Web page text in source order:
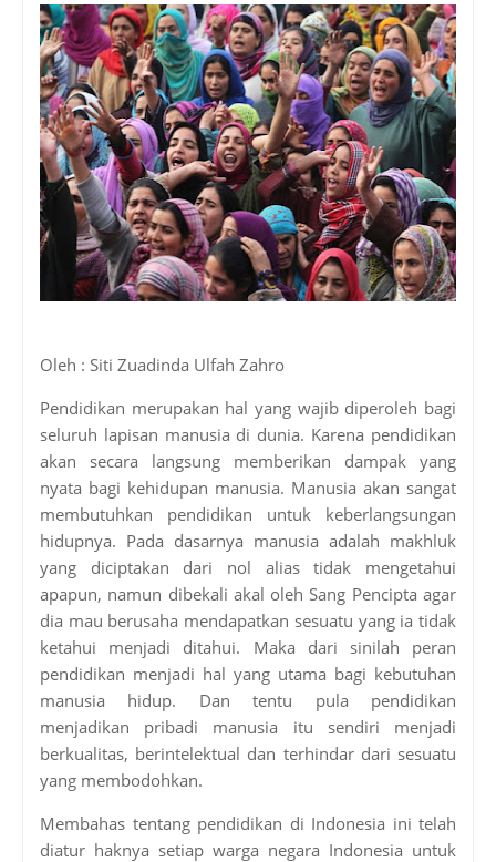
Oleh : Siti Zuadinda Ulfah Zahro
Pendidikan merupakan hal yang wajib diperoleh bagi
seluruh lapisan manusia di dunia. Karena pendidikan
akan secara langsung memberikan dampak yang
nyata bagi kehidupan manusia. Manusia akan sangat
membutuhkan pendidikan untuk keberlangsungan
hidupnya. Pada dasarnya manusia adalah makhluk
yang diciptakan dari nol alias tidak mengetahui
apapun, namun dibekali akal oleh Sang Pencipta agar
dia mau berusaha mendapatkan sesuatu yang ia tidak
ketahui menjadi ditahui. Maka dari sinilah peran
pendidikan menjadi hal yang utama bagi kebutuhan
manusia hidup. Dan tentu pula pendidikan
menjadikan pribadi manusia itu sendiri menjadi
berkualitas, berintelektual dan terhindar dari sesuatu
yang membodohkan.
Membahas tentang pendidikan di Indonesia ini telah
diatur haknya setiap warga negara Indonesia untuk